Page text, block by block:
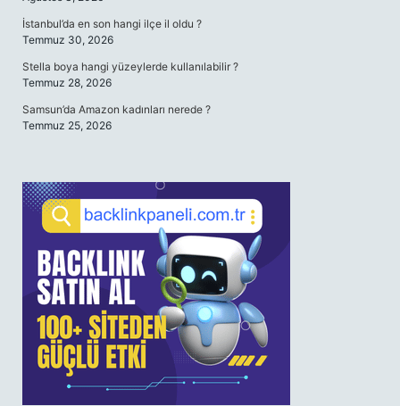
İstanbul’da en son hangi ilçe il oldu ?
Temmuz 30, 2026
Stella boya hangi yüzeylerde kullanılabilir ?
Temmuz 28, 2026
Samsun’da Amazon kadınları nerede ?
Temmuz 25, 2026